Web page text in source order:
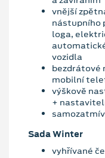
vnější
nástupního
loga,
vozidla
bezdrátové
mobilní
výškově
+
Sada Winter
vyhřívané